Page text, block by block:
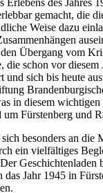
gemacht, die
Weise dazu
Übergang vom
die schon vor
und sich bis heute
in diesem wichtigen
um Fürstenberg und
besonders an die
ein vielfältiges
Jahr 1945 in